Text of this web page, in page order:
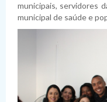
municipais, servidores
municipal de saúde e